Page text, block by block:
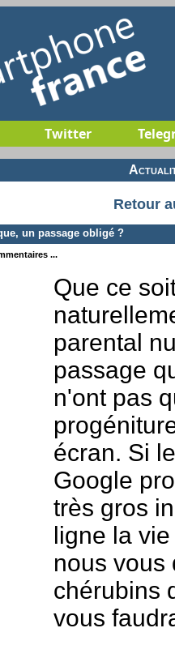
Twitter
Retour
un passage obligé ?
...
Que ce
parental
passage
n'ont pas
écran. Si
Google
très gros
ligne la
nous vous
chérubins
vous